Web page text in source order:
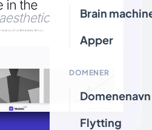
Brain
Apper
DOMENER
Domenenavn
Flytting